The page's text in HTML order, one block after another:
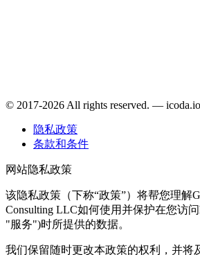
© 2017-2026 All rights reserved. — icoda.io
隐私政策
条款和条件
网站隐私政策
该隐私政策（下称“政策”）将帮您理解
Consulting LLC如何使用并保护在您访
"服务")时所提供的数据。
我们保留随时更改本政策的权利，并将